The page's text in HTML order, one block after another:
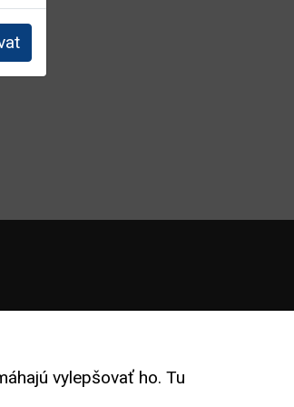
vylepšovať ho. Tu